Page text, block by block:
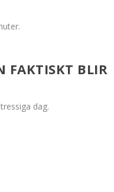
FAKTISKT BLIR
dag.